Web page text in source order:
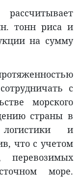
тонн риса и
на сумму
с
морского
страны в
и
что с учетом
перевозимых
море.